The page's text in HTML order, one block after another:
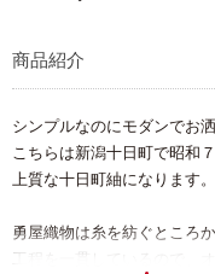
商品紹介
シンプルなのにモダンでお
こちらは新潟十日町で昭和
上質な十日町紬になります。
勇屋織物は糸を紡ぐところ
工程を一貫しているので、